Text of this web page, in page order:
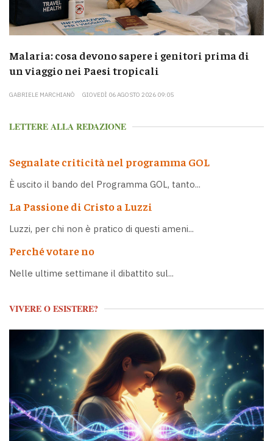
Malaria: cosa devono sapere i genitori prima di
un viaggio nei Paesi tropicali
GABRIELE MARCHIANÒ GIOVEDÌ 06 AGOSTO 2026 09:05
LETTERE ALLA REDAZIONE
Segnalate criticità nel programma GOL
È uscito il bando del Programma GOL, tanto...
La Passione di Cristo a Luzzi
Luzzi, per chi non è pratico di questi ameni...
Perché votare no
Nelle ultime settimane il dibattito sul...
VIVERE O ESISTERE?